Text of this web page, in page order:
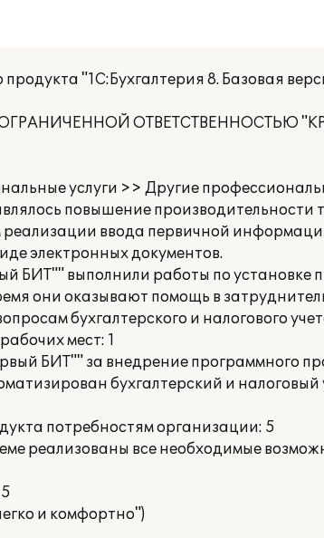
"1С:Бухгалтерия 8. Базовая
ОГРАНИЧЕННОЙ ОТВЕТСТВЕННОСТЬЮ
услуги >> Другие
повышение производительности
реализации ввода первичной
электронных документов.
БИТ"" выполнили работы по установке
они оказывают помощь в
бухгалтерского и налогового
мест: 1
БИТ"" за внедрение программного
бухгалтерский и
потребностям организации: 5
реализованы все необходимые
и комфортно")